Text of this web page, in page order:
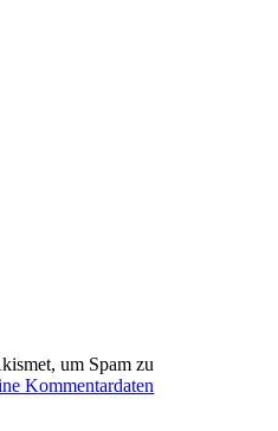
um Spam zu
Kommentardaten